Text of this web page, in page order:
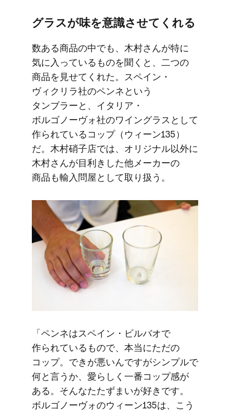
グラスが​味を​意識させてくれる
数ある​商品の​中でも、​木村さんが​特に​
気に入っている​ものを​聞くと、​二つの​
商品を​見せてくれた。​スペイン・
ヴィクリラ社の​ペンネと​いう​
タンブラーと、​イタリア・
ボルゴノーヴォ社の​ワイングラスと​して​
作られている​コップ​（ウィーン135）
だ。​木村硝子店では、​オリジナル以外に​
木村さんが​目利きした​他メーカーの​
商品も​輸入問屋と​して​取り扱う。
「ペンネは​スペイン・ビルバオで​
作られている​もので、​本当に​ただの​
コップ。​できが​悪いんですが​シンプルで​
何と​言うか、​愛らしく​一番​コップ感が​
ある。​そんなた​たずまいが​好きです。​
ボルゴノーヴォの​ウィーン135は、​こう​